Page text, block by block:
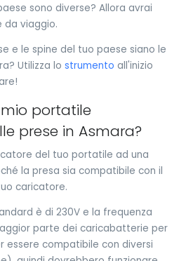
sono diverse? Allora avrai
da viaggio.
e le spine del tuo paese siano le
Utilizza lo strumento all'inizio
portatile
prese in Asmara?
del tuo portatile ad una
la presa sia compatibile con il
caricatore.
è di 230V e la frequenza
parte dei caricabatterie per
compatibile con diversi